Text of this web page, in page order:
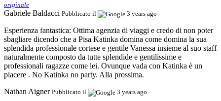
originale
Gabriele Baldacci Pubblicato il 3 years ago
Esperienza fantastica: Ottima agenzia di viaggi e credo di non poter
sbagliare dicendo che a Pisa Katinka domina come domina la sua
splendida professionale cortese e gentile Vanessa insieme al suo staff
naturalmente composto da tutte splendide e gentilissime e
professionali ragazze come lei. Ovunque vada con Katinka è un
piacere . No Katinka no party. Alla prossima.
Nathan Aigner Pubblicato il 3 years ago